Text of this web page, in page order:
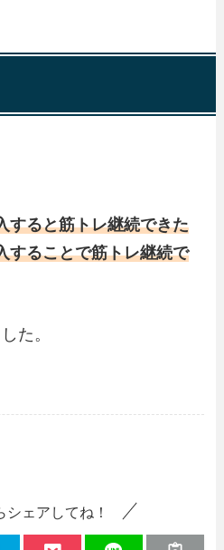
すると筋トレ継続できた
することで筋トレ継続で
た。
シェアしてね！